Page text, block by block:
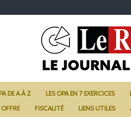
DE A À Z LES OPA EN 7 EXERCICES
OFFRE FISCALITÉ LIENS UTILES